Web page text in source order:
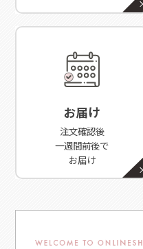
お届け
注文確認後
一週間前後で
お届け